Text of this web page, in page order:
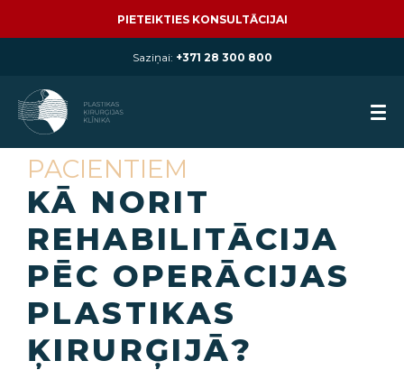
PIETEIKTIES KONSULTĀCIJAI
Saziņai: +371 28 300 800
PACIENTIEM
KĀ NORIT
REHABILITĀCIJA
PĒC OPERĀCIJAS
PLASTIKAS
ĶIRURĢIJĀ?